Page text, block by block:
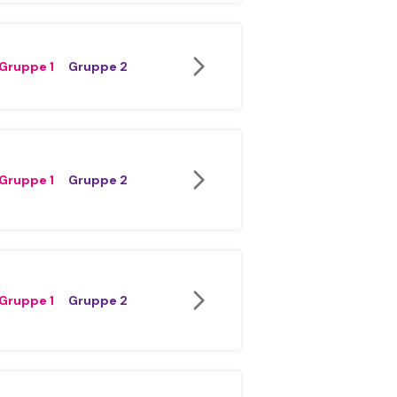
Gruppe 1 Gruppe 2
Gruppe 1 Gruppe 2
Gruppe 1 Gruppe 2